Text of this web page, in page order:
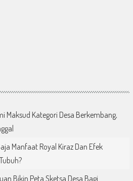
Maksud Kategori Desa Berkembang,
Manfaat Royal Kiraz Dan Efek
Bikin Peta Sketsa Desa Bagi